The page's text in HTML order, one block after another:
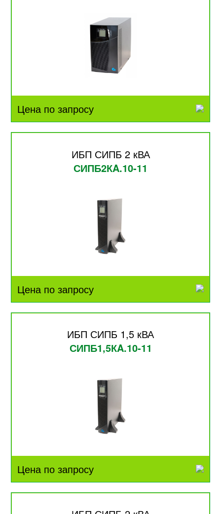
Цена по запросу
ИБП СИПБ 2 кВА
СИПБ2КA.10-11
Цена по запросу
ИБП СИПБ 1,5 кВА
СИПБ1,5КA.10-11
Цена по запросу